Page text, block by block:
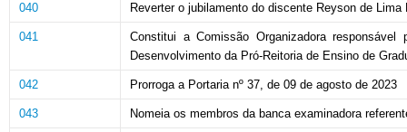
040 Reverter o jubilamento do discente Reyson de
041
Constitui a Comissão Organizadora
Desenvolvimento da Pró-Reitoria de Ensino de
042 Prorroga a Portaria nº 37, de 09 de agosto de 2023
043 Nomeia os membros da banca examinadora